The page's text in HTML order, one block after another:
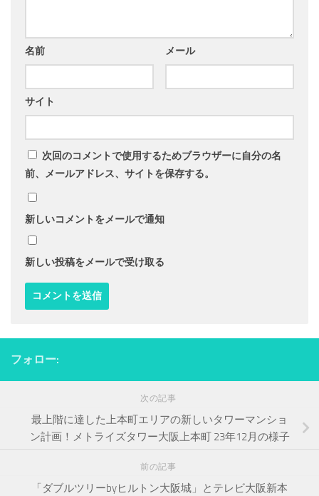
名前 メール
サイト
次回のコメントで使用するためブラウザーに自分の名
前、メールアドレス、サイトを保存する。
新しいコメントをメールで通知
新しい投稿をメールで受け取る
フォロー:
次の記事
最上階に達した上本町エリアの新しいタワーマンショ
ン計画！メトライズタワー大阪上本町 23年12月の様子
前の記事
「ダブルツリーbyヒルトン大阪城」とテレビ大阪新本